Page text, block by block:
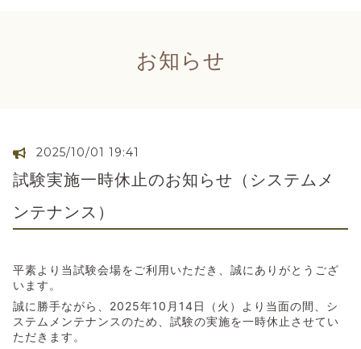
お知らせ
2025/10/01 19:41
試験実施一時休止のお知らせ（システムメ
ンテナンス）
平素より当試験会場をご利用いただき、誠にありがとうござ
います。
誠に勝手ながら、2025年10月14日（火）より当面の間、シ
ステムメンテナンスのため、試験の実施を一時休止させてい
ただきます。